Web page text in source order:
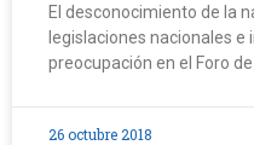
El desconocimiento de la
legislaciones nacionales
preocupación en el Foro de
26 octubre 2018